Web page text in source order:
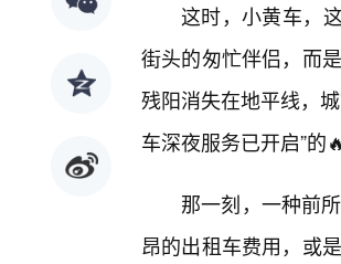
这时，小黄车，
街头的匆忙伴侣，而
残阳消失在地平线，
车深夜服务已开启”的
那一刻，一种前
昂的出租车费用，或